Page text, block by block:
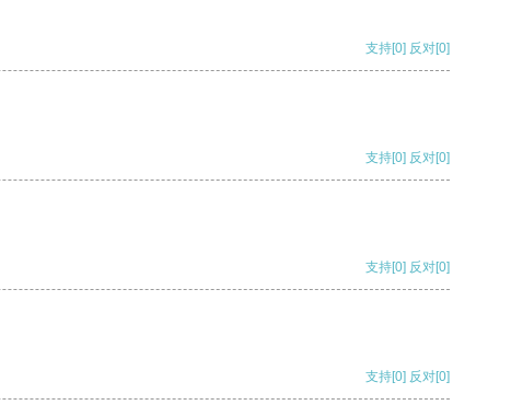
支持[0] 反对[0]
支持[0] 反对[0]
支持[0] 反对[0]
支持[0] 反对[0]